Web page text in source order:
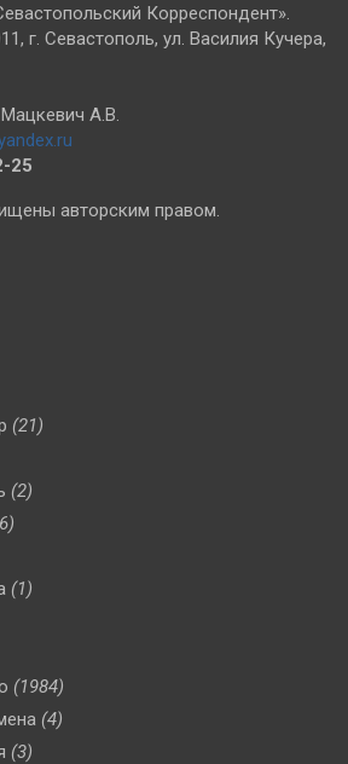
Корреспондент».
г. Севастополь, ул. Василия Кучера,
Мацкевич А.В.
25
авторским правом.
(21)
(2)
(1)
(1984)
(4)
(3)